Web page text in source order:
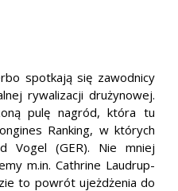
spotkają się zawodnicy
rywalizacji drużynowej.
pulę nagród, która tu
Ranking, w których
Vogel (GER). Nie mniej
m.in. Cathrine Laudrup-
to powrót ujeżdżenia do